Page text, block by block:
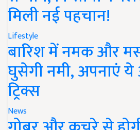
मिली नई पहचान!
Lifestyle
बारिश में नमक और
घुसेगी नमी, अपनाएं
ट्रिक्स
News